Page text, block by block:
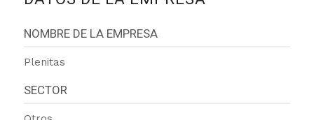
NOMBRE DE LA EMPRESA
Plenitas
SECTOR